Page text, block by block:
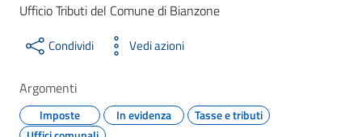
Ufficio Tributi del Comune di Bianzone
Condividi Vedi azioni
Argomenti
Imposte In evidenza
Tasse e tributi